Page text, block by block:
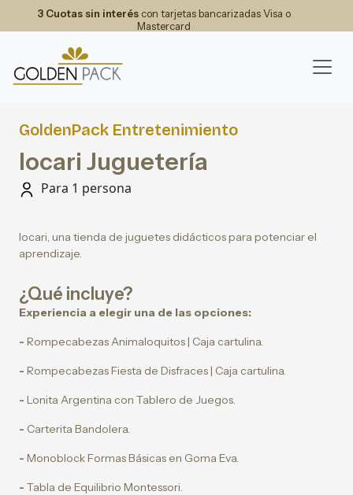
3 Cuotas sin interéscon tarjetas bancarizadas Visa o
Mastercard
GoldenPack Entretenimiento
Iocari Juguetería
Para 1 persona
Iocari, una tienda de juguetes didácticos para potenciar el
aprendizaje.
¿Qué incluye?
Experiencia a elegir una de las opciones:
- Rompecabezas Animaloquitos | Caja cartulina.
- Rompecabezas Fiesta de Disfraces | Caja cartulina.
- Lonita Argentina con Tablero de Juegos.
- Carterita Bandolera.
- Monoblock Formas Básicas en Goma Eva.
- Tabla de Equilibrio Montessori.